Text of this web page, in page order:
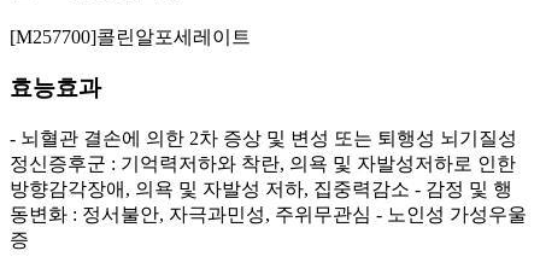
[M257700]콜린알포세레이트
효능효과
- 뇌혈관 결손에 의한 2차 증상 및 변성 또는 퇴행성 뇌기질성
정신증후군 : 기억력저하와 착란, 의욕 및 자발성저하로 인한
방향감각장애, 의욕 및 자발성 저하, 집중력감소 - 감정 및 행
동변화 : 정서불안, 자극과민성, 주위무관심 - 노인성 가성우울
증